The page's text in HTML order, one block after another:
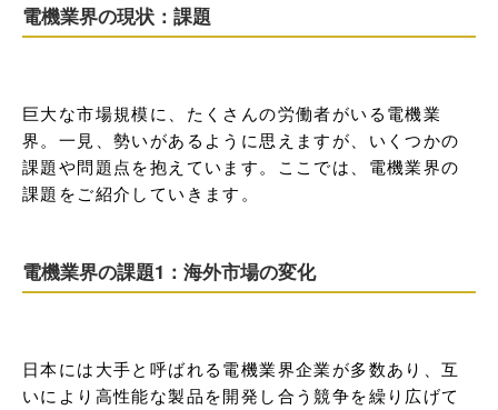
電機業界の現状：課題
巨大な市場規模に、たくさんの労働者がいる電機業
界。一見、勢いがあるように思えますが、いくつかの
課題や問題点を抱えています。ここでは、電機業界の
課題をご紹介していきます。
電機業界の課題1：海外市場の変化
日本には大手と呼ばれる電機業界企業が多数あり、互
いにより高性能な製品を開発し合う競争を繰り広げて